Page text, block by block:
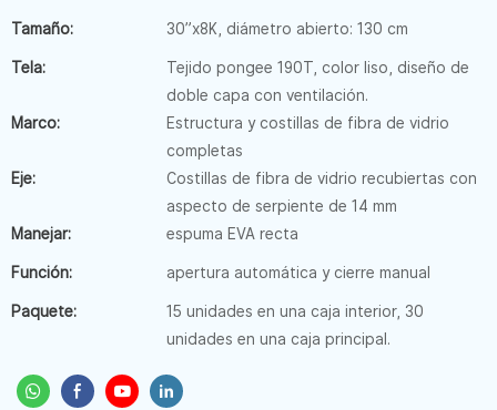
Tamaño: 30”x8K, diámetro abierto: 130 cm
Tela:
Tejido pongee 190T, color liso, diseño de
doble capa con ventilación.
Marco:
Estructura y costillas de fibra de vidrio
completas
Eje:
Costillas de fibra de vidrio recubiertas con
aspecto de serpiente de 14 mm
Manejar:
espuma EVA recta
Función: apertura automática y cierre manual
Paquete:
15 unidades en una caja interior, 30
unidades en una caja principal.